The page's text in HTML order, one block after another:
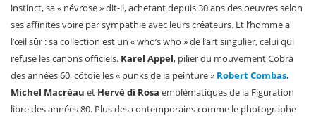
instinct, sa « névrose » dit-il, achetant depuis 30 ans des oeuvres selon
ses affinités voire par sympathie avec leurs créateurs. Et l’homme a
l’œil sûr : sa collection est un « who’s who » de l’art singulier, celui qui
refuse les canons officiels. Karel Appel, pilier du mouvement Cobra
des années 60, côtoie les « punks de la peinture » Robert Combas,
Michel Macréau et Hervé di Rosa emblématiques de la Figuration
libre des années 80. Plus des contemporains comme le photographe